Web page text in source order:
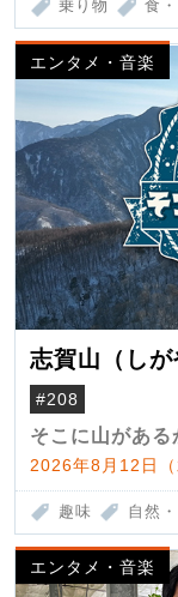
乗り物 食
エンタメ・音楽
志賀山（し
#208
そこに山がある
2026年8月12日
趣味 自然
エンタメ・音楽